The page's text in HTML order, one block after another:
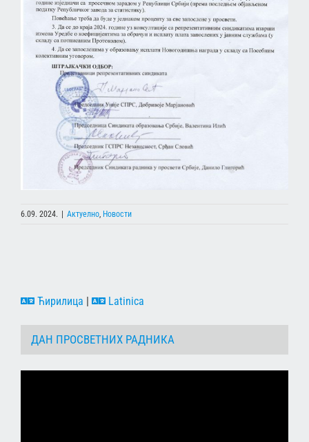
6.09. 2024. | Актуелно Новости
Ћирилица | Latinica
ДАН ПРОСВЕТНИХ РАДНИКА